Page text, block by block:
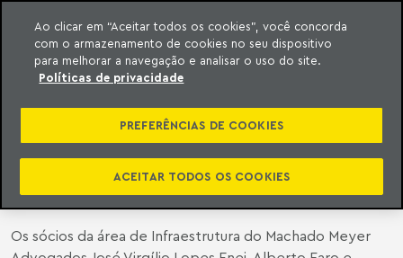
o conteúdo
Meyer
DISCUTEM INVESTIMENTOS NO
SETOR DE INFRAESTRUTURA NO
Os sócios da área de Infraestrutura do Machado Meyer
Ao clicar em “Aceitar todos os cookies”, você concorda
com o armazenamento de cookies no seu dispositivo
para melhorar a navegação e analisar o uso do site.
Políticas de privacidade
PREFERÊNCIAS DE COOKIES
ACEITAR TODOS OS COOKIES